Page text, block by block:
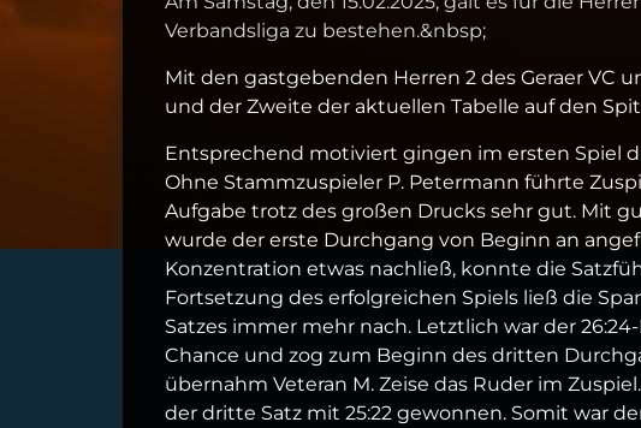
Verbandsliga zu bestehen.&nbsp;
Mit den gastgebenden Herren 2 des Geraer VC
und der Zweite der aktuellen Tabelle auf den
Entsprechend motiviert gingen im ersten Spiel
Ohne Stammzuspieler P. Petermann führte
Aufgabe trotz des großen Drucks sehr gut. Mit
wurde der erste Durchgang von Beginn an
Konzentration etwas nachließ, konnte die
Fortsetzung des erfolgreichen Spiels ließ die
Satzes immer mehr nach. Letztlich war der
Chance und zog zum Beginn des dritten
übernahm Veteran M. Zeise das Ruder im
der dritte Satz mit 25:22 gewonnen. Somit war